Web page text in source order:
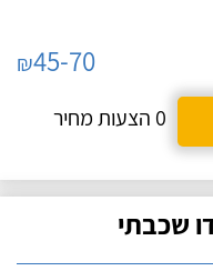
₪45-70
0 הצעות מחיר
שכבתי